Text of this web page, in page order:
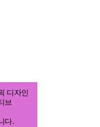
디자인
브
다.
에스코
조열음
자이너